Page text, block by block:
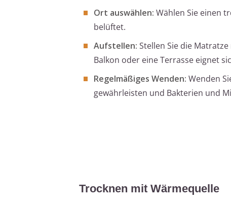
Ort auswählen: Wählen Sie einen
belüftet.
Aufstellen: Stellen Sie die
Balkon oder eine Terrasse eignet
Regelmäßiges Wenden: Wenden
gewährleisten und Bakterien und
Trocknen mit Wärmequelle